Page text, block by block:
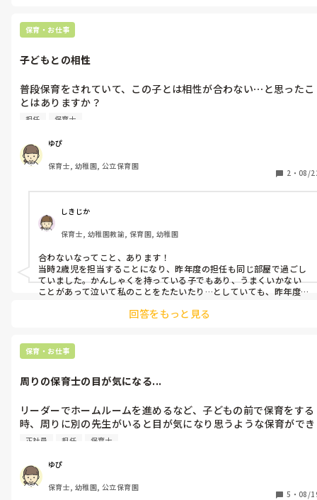
保育・お仕事
子どもとの相性
普段保育をされていて、この子とは相性が合わない⋯と思ったこ
とはありますか？
当時担当していたクラスで、どうしてもうまく関われないお子さ
暴言や手が出ることも日常茶飯事。もちろん、可愛い一面や伸ば
していきたい長所もあるお子さんです。ですが、色々な対応を心
がけてもなかなかうまく打ち解けることができないまま、年度末
意思疎通がとれず悩んでいるいるとき、真横で主任が対応すると
態度がコロリと変わって、何事も無かったかのようになることも
あり、私とこの子は相性が合わないのかな？と落ち込んだことも
あります。
経験をされた方がいたら教えてほしいです！
担任 保育士
ゆぴ
保育士, 幼稚園, 公立保育園
2 ・ 08/
しきじか
保育士, 幼稚園教諭, 保育園, 幼稚園
合わないなってこと、あります！
当時2歳児を担当することになり、昨年度の担任も同じ部屋で過ごし
ていました。かんしゃくを持っている子でもあり、うまくいかない
ことがあって泣いて私のことをたたいたり…としていても、昨年度の
働き始めて何年も経ってなく、自分が未熟だったこともあります
回答をもっと見る
保育・お仕事
周りの保育士の目が気になる...
リーダーでホームルームを進めるなど、子どもの前で保育をする
時、周りに別の先生がいると目が気になり思うような保育ができ
ません。保育者が自分ひとりの時は楽しくできるのに、どうして
萎縮してしまいます。そんなこと気にする必要ないと思いたいの
ですが、なかなかそうもいかず...
このようなとき、どう対処したらいいでしょうか？何かよいアド
正社員 担任 保育士
ゆぴ
保育士, 幼稚園, 公立保育園
5 ・ 08/